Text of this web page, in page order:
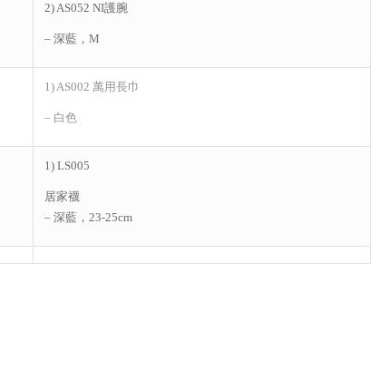
2) AS052 NI護腕
– 深藍，M
1) AS002 萬用長巾
– 白色
1) LS005
居家襪
– 深藍，23-25cm